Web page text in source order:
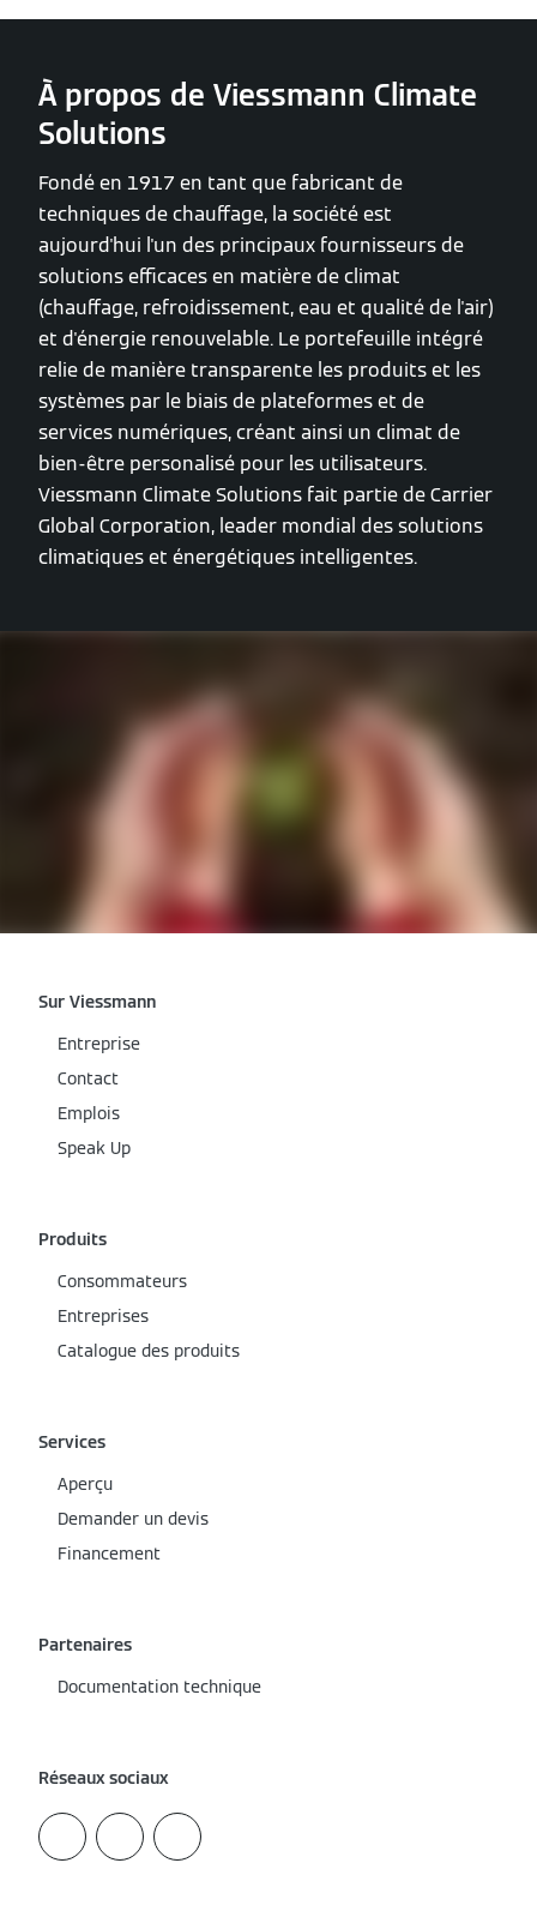
À propos de Viessmann Climate
Solutions
Fondé en 1917 en tant que fabricant de
techniques de chauffage, la société est
aujourd'hui l'un des principaux fournisseurs de
solutions efficaces en matière de climat
(chauffage, refroidissement, eau et qualité de l'air)
et d'énergie renouvelable. Le portefeuille intégré
relie de manière transparente les produits et les
systèmes par le biais de plateformes et de
services numériques, créant ainsi un climat de
bien-être personalisé pour les utilisateurs.
Viessmann Climate Solutions fait partie de Carrier
Global Corporation, leader mondial des solutions
climatiques et énergétiques intelligentes.
Sur Viessmann
Entreprise
Contact
Emplois
Speak Up
Produits
Consommateurs
Entreprises
Catalogue des produits
Services
Aperçu
Demander un devis
Financement
Partenaires
Documentation technique
Réseaux sociaux